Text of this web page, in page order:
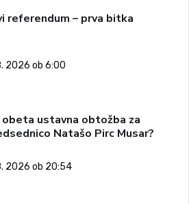
referendum – prva bitka
2026 ob 6:00
obeta ustavna obtožba za
Natašo Pirc Musar?
2026 ob 20:54